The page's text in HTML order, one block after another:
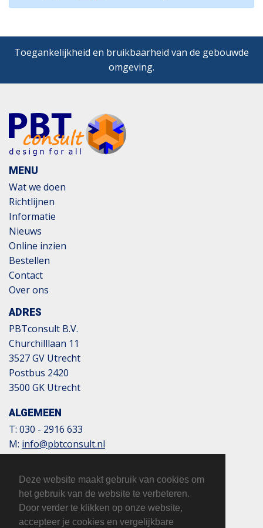
Deze website maakt gebruik van cookies om
het gebruik van de website te verbeteren.
Door verder te klikken op onze website,
accepteer je cookies en vergelijkbare
Toegankelijkheid en bruikbaarheid van de gebouwde
omgeving.
MENU
Wat we doen
Richtlijnen
Informatie
Nieuws
Online inzien
Bestellen
Contact
Over ons
ADRES
PBTconsult B.V.
Churchilllaan 11
3527 GV Utrecht
Postbus 2420
3500 GK Utrecht
ALGEMEEN
T: 030 - 2916 633
M: info@pbtconsult.nl
BTW: 817124305B01
KvK: 32110854